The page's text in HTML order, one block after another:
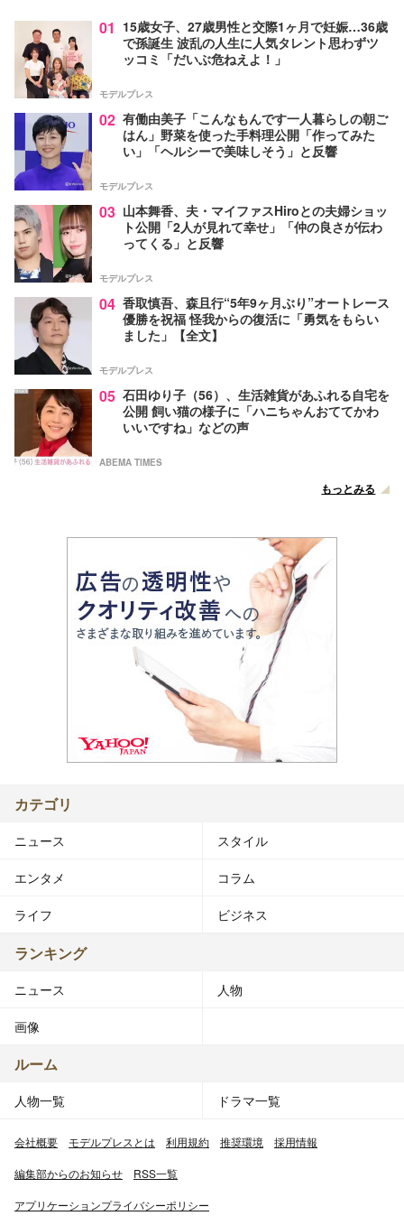
01 15歳女子、27歳男性と交際1ヶ月で妊娠…36歳
で孫誕生 波乱の人生に人気タレント思わずツ
ッコミ「だいぶ危ねえよ！」
モデルプレス
02 有働由美子「こんなもんです一人暮らしの朝ご
はん」野菜を使った手料理公開「作ってみた
い」「ヘルシーで美味しそう」と反響
モデルプレス
03 山本舞香、夫・マイファスHiroとの夫婦ショッ
ト公開「2人が見れて幸せ」「仲の良さが伝わ
ってくる」と反響
モデルプレス
04 香取慎吾、森且行“5年9ヶ月ぶり”オートレース
優勝を祝福 怪我からの復活に「勇気をもらい
ました」【全文】
モデルプレス
05 石田ゆり子（56）、生活雑貨があふれる自宅を
公開 飼い猫の様子に「ハニちゃんおててかわ
いいですね」などの声
ABEMA TIMES
もっとみる
カテゴリ
ニュース スタイル
エンタメ コラム
ライフ ビジネス
ランキング
ニュース 人物
画像
ルーム
人物一覧 ドラマ一覧
会社概要 モデルプレスとは 利用規約 推奨環境 採用情報
編集部からのお知らせ RSS一覧
アプリケーションプライバシーポリシー